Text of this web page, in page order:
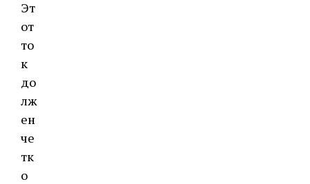
Эт
от
то
к
до
лж
ен
че
тк
о